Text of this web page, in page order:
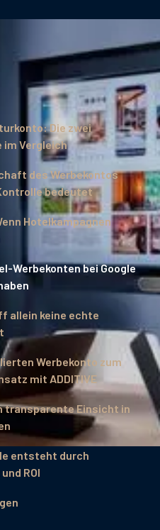
Die zwei
im Vergleich
des Werbekontos
bedeutet
Hotelkampagnen
Werbekonten bei Google
allein keine echte
Werbekonto zum
mit ADDITIVE
transparente Einsicht in
entsteht durch
ROI